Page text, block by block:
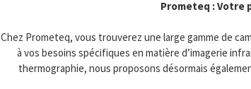
Prometeq : Votre
Chez Prometeq, vous trouverez une large gamme de
à vos besoins spécifiques en matière d’imagerie
thermographie, nous proposons désormais